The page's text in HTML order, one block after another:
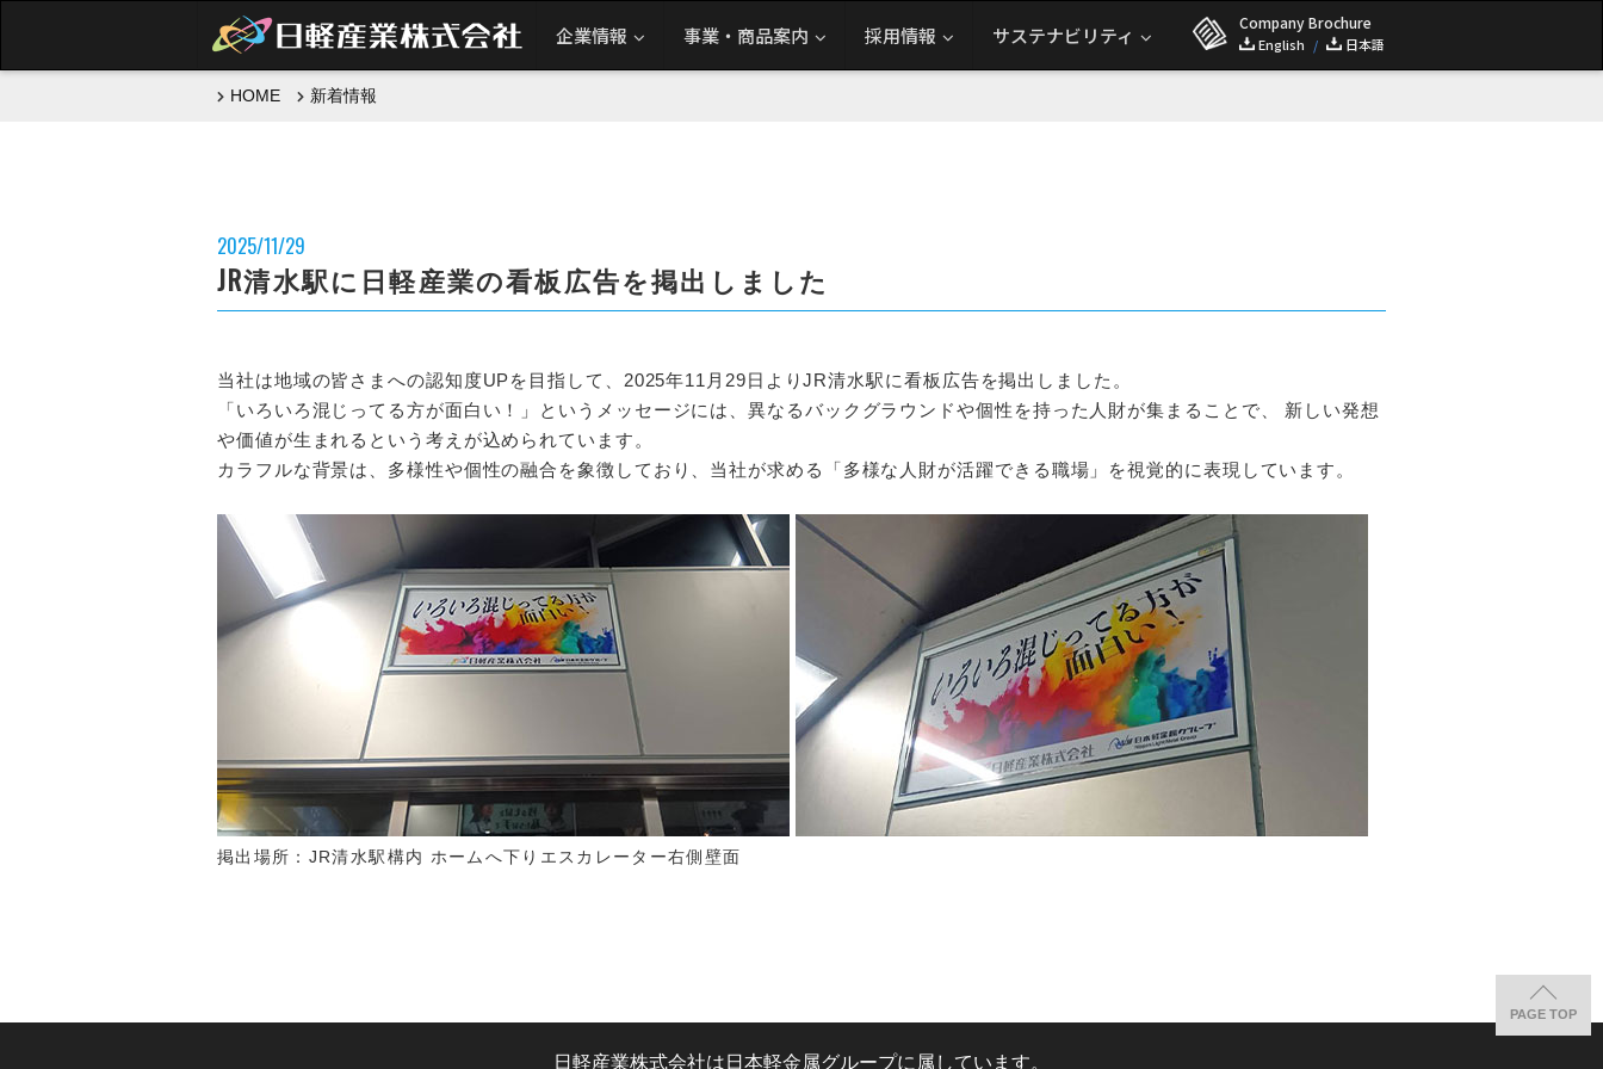
企業情報 事業・商品案内 採用情報 サステナビリティ
Company Brochure
English / 日本語
HOME 新着情報
2025/11/29
JR清水駅に日軽産業の看板広告を掲出しました
当社は地域の皆さまへの認知度UPを目指して、2025年11月29日よりJR清水駅に看板広告を掲出しました。
「いろいろ混じってる方が面白い！」というメッセージには、異なるバックグラウンドや個性を持った人財が集まることで、 新しい発想
や価値が生まれるという考えが込められています。
カラフルな背景は、多様性や個性の融合を象徴しており、当社が求める「多様な人財が活躍できる職場」を視覚的に表現しています。
掲出場所：JR清水駅構内 ホームへ下りエスカレーター右側壁面
PAGE TOP
日軽産業株式会社は日本軽金属グループに属しています。